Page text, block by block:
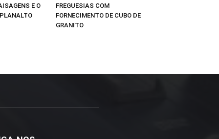
E O
FREGUESIAS COM
FORNECIMENTO DE CUBO DE
GRANITO